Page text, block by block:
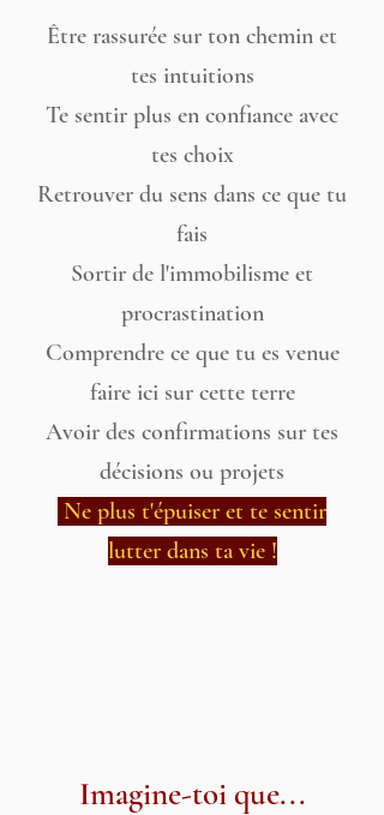
Être rassurée sur ton chemin et
tes intuitions
Te sentir plus en confiance avec
tes choix
Retrouver du sens dans ce que tu
fais
Sortir de l'immobilisme et
procrastination
Comprendre ce que tu es venue
faire ici sur cette terre
Avoir des confirmations sur tes
décisions ou projets
Ne plus t'épuiser et te sentir
lutter dans ta vie !
Imagine-toi que...